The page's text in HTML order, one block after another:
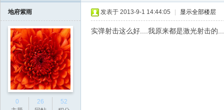
地府紫雨
0
26
52
发表于 2013-9-1 14:44:05 显示全部楼层
实弹射击这么好....我原来都是激光射击的